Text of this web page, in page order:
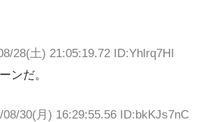
28(土) 21:05:19.72 ID:Yhlrq7HI
ンだ。
08/30(月) 16:29:55.56 ID:bkKJs7nC